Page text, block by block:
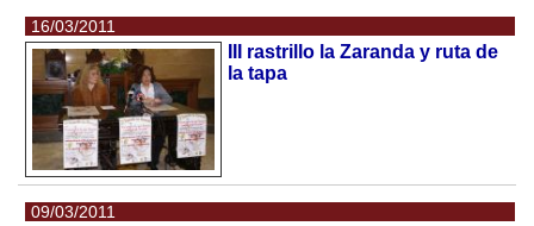
16/03/2011
III rastrillo la Zaranda y ruta de
la tapa
09/03/2011